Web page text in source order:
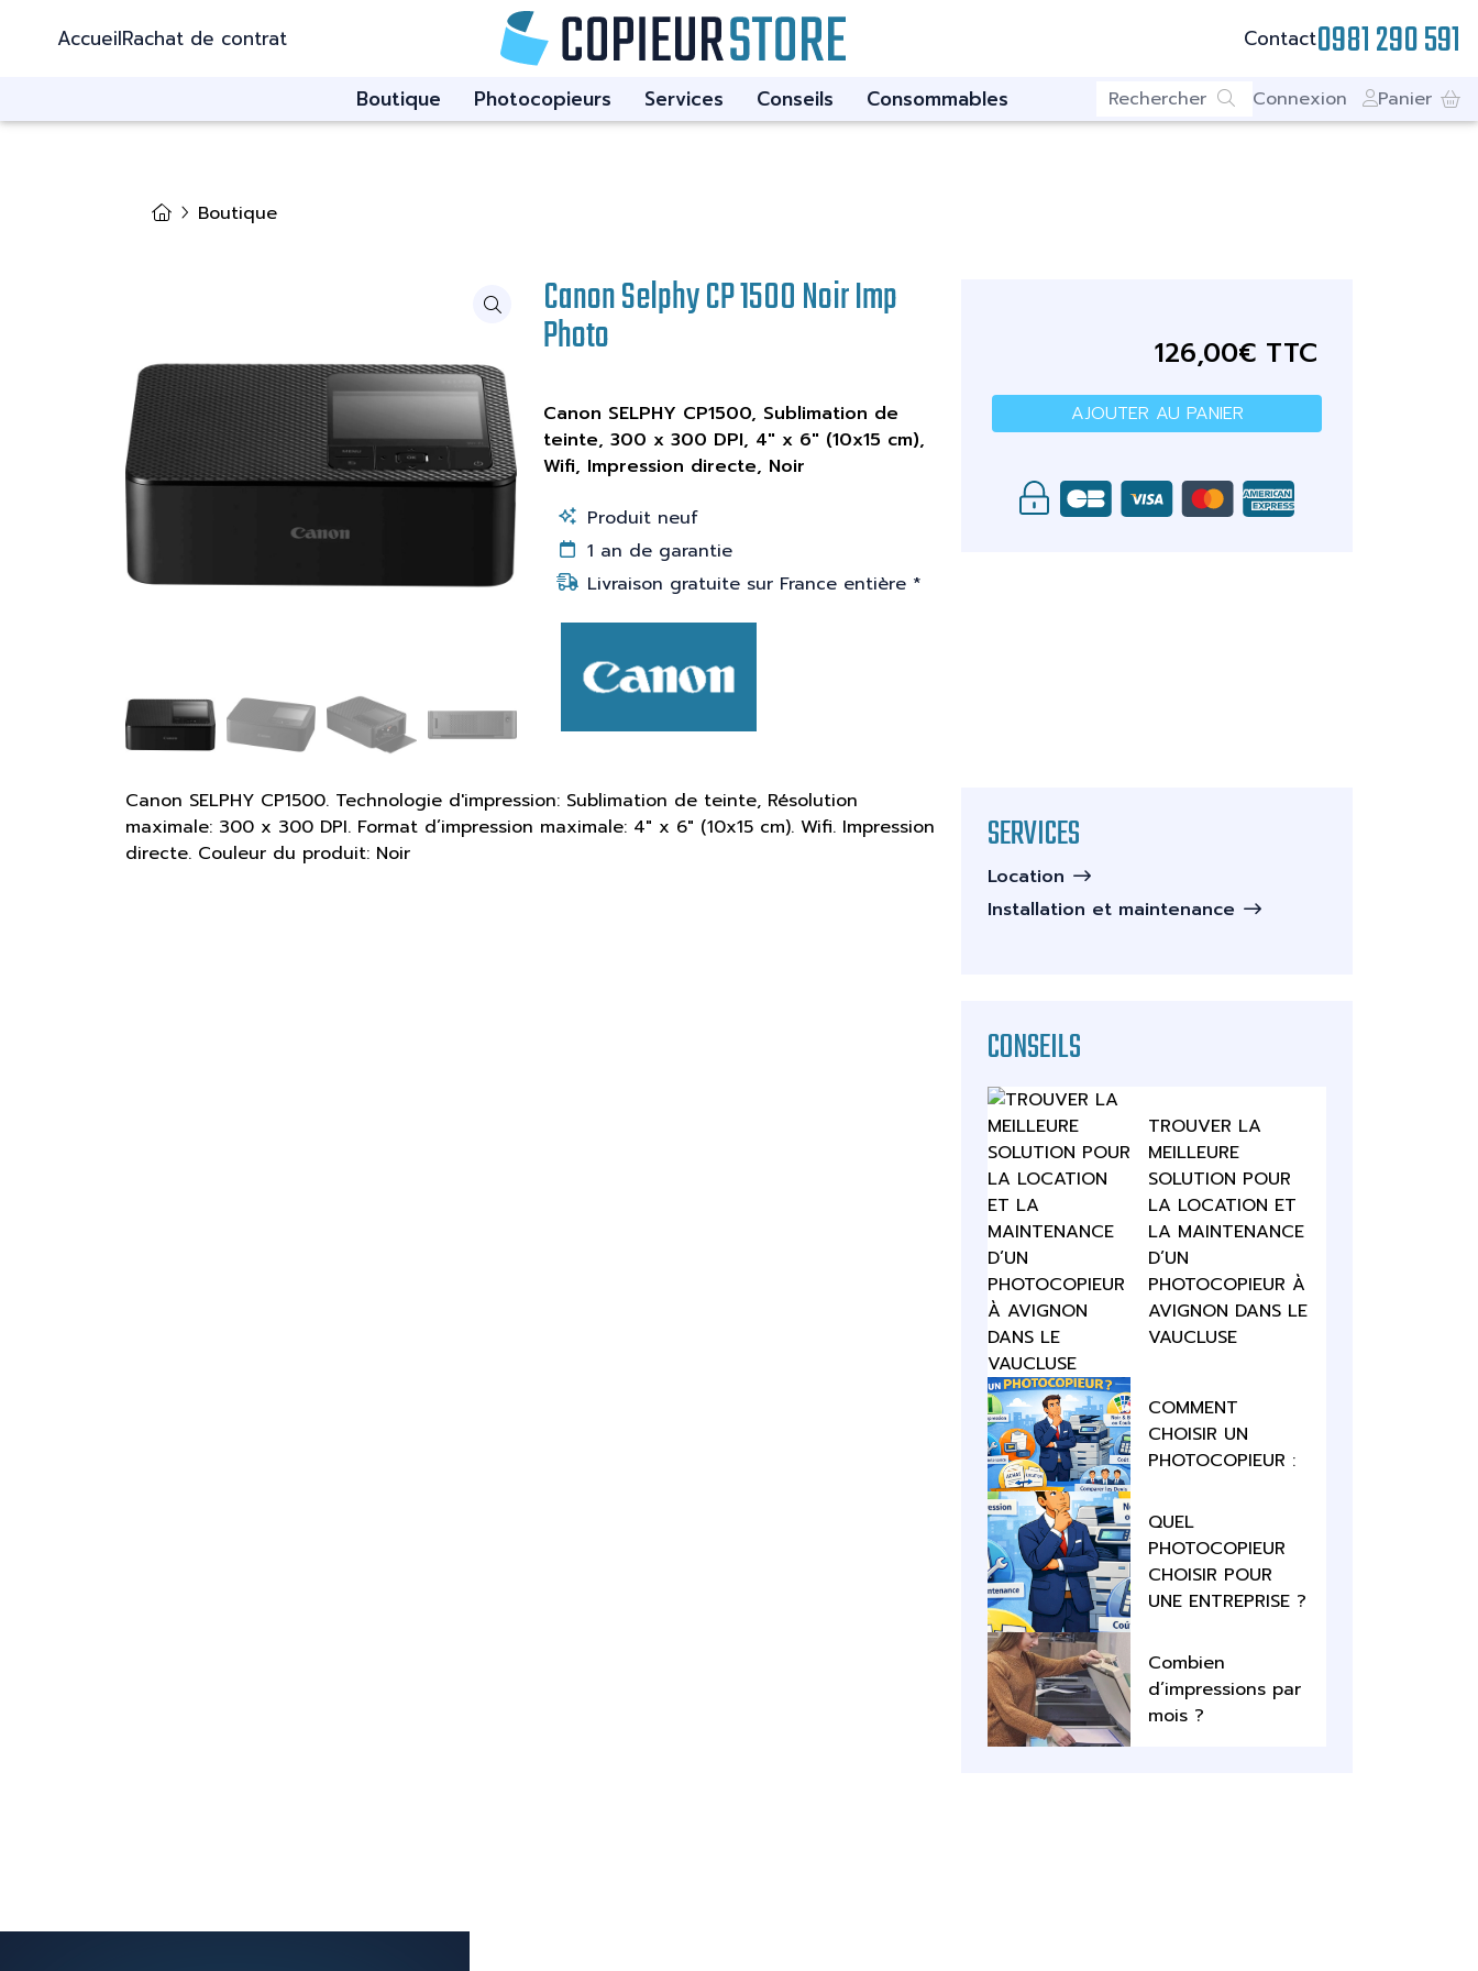
AccueilRachat de contrat
Boutique Photocopieurs Services Conseils Consommables
Contact0981 290 591
Connexion Panier
Boutique
Canon Selphy CP 1500 Noir Imp
Photo
Canon SELPHY CP1500, Sublimation de
teinte, 300 x 300 DPI, 4" x 6" (10x15 cm),
Wifi, Impression directe, Noir
Produit neuf
1 an de garantie
Livraison gratuite sur France entière *
126,00€ TTC
AJOUTER AU PANIER
Canon SELPHY CP1500. Technologie d'impression: Sublimation de teinte, Résolution
maximale: 300 x 300 DPI. Format d’impression maximale: 4" x 6" (10x15 cm). Wifi. Impression
directe. Couleur du produit: Noir
SERVICES
Location
Installation et maintenance
CONSEILS
TROUVER LA
MEILLEURE
SOLUTION POUR
LA LOCATION ET
LA MAINTENANCE
D’UN
PHOTOCOPIEUR À
AVIGNON DANS LE
VAUCLUSE
COMMENT
CHOISIR UN
PHOTOCOPIEUR :
QUEL
PHOTOCOPIEUR
CHOISIR POUR
UNE ENTREPRISE ?
Combien
d’impressions par
mois ?